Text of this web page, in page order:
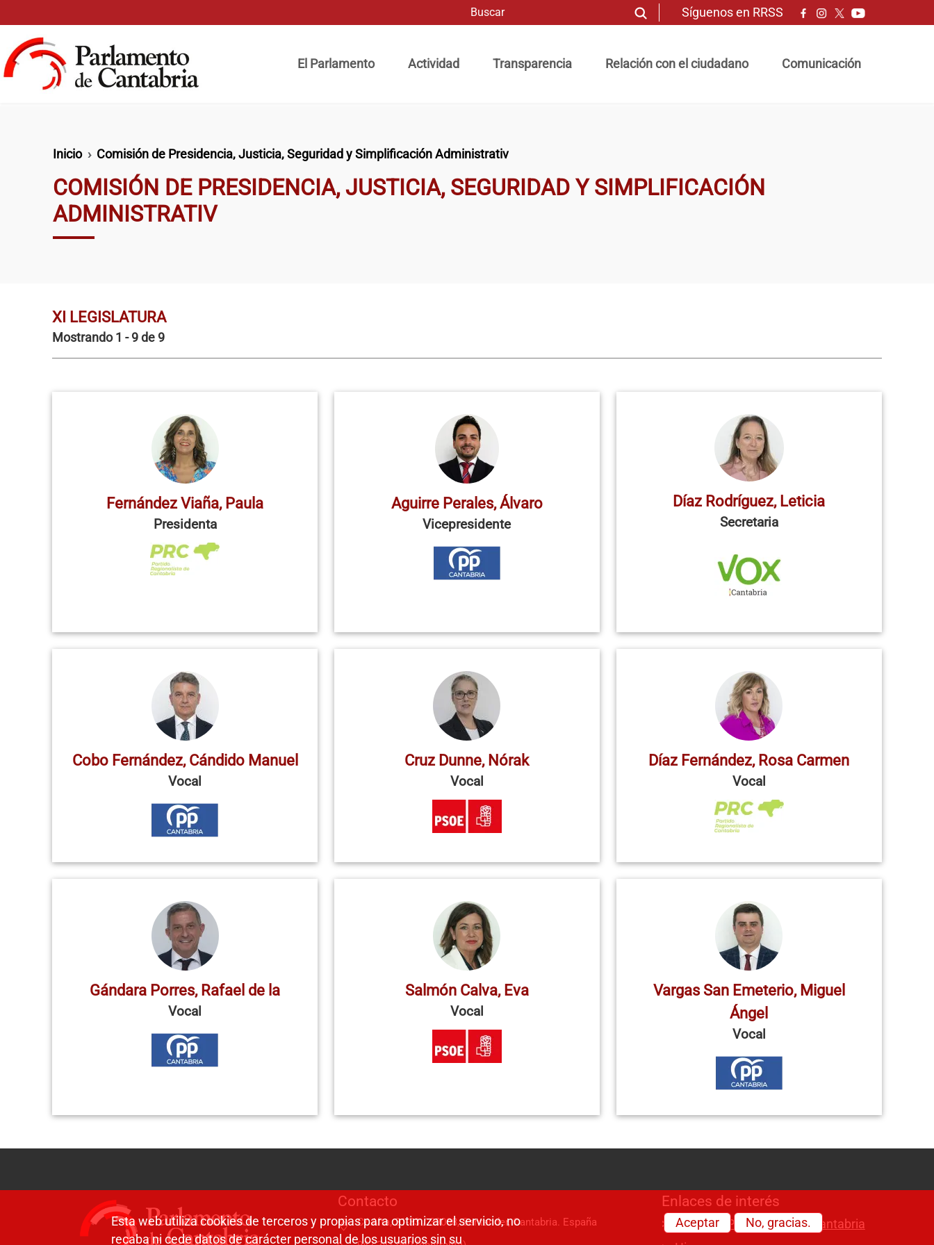
Síguenos en RRSS
El Parlamento
Actividad Transparencia Relación con el ciudadano Comunicación
Ruta de navegación
Inicio Comisión de Presidencia, Justicia, Seguridad y Simplificación Administrativ
COMISIÓN DE PRESIDENCIA, JUSTICIA, SEGURIDAD Y SIMPLIFICACIÓN
ADMINISTRATIV
XI LEGISLATURA
Mostrando 1 - 9 de 9
Fernández Viaña, Paula
Presidenta
Aguirre Perales, Álvaro
Vicepresidente
Díaz Rodríguez, Leticia
Secretaria
Cobo Fernández, Cándido Manuel
Vocal
Cruz Dunne, Nórak
Vocal
Díaz Fernández, Rosa Carmen
Vocal
Gándara Porres, Rafael de la
Vocal
Salmón Calva, Eva
Vocal
Vargas San Emeterio, Miguel
Ángel
Vocal
Contacto
C/ Alta, 31-33 / 39008, Santander, Cantabria. España
Enlaces de interés
Visitas al Parlamento de Cantabria
Esta web utiliza cookies de terceros y propias para optimizar el servicio, no
recaba ni cede datos de carácter personal de los usuarios sin su
Aceptar No, gracias.